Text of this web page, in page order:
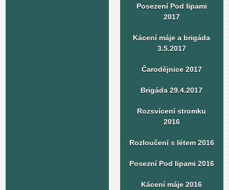
Posezení Pod lipami
2017
Kácení máje a brigáda
3.5.2017
Čarodějnice 2017
Brigáda 29.4.2017
Rozsvícení stromku
2016
Rozloučení s létem 2016
Posezní Pod lipami 2016
Kácení máje 2016